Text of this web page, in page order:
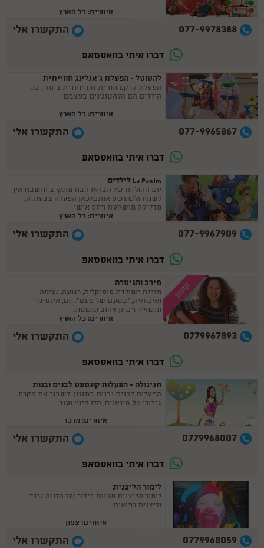
איזורים: כל הארץ
077-9978388 התקשרו אלי
דברו איתי בוואטסאפ
להטוטל - הפעלת ג'אגלינג חווייתית
הפעלת קרקס חווייתית וייחודית ביותר, בה
הילדים הם הלהטוטנים בעצמם!
איזורים: כל הארץ
077-9965867 התקשרו אלי
דברו איתי בוואטסאפ
La Panim לילדים
יום ההולדת של הבן או הבת מתקרב וחשבת איך
לשמח ולשעשע אותם?כאן הפעלה צבעונית,
מדליקה מושקעת ויחס אישי
איזורים: כל הארץ
077-9967909 התקשרו אלי
דברו איתי בוואטסאפ
קופון מירב והגיטרה
חגיגת יומולדת מוסיקלית, רגועה, נעימה
ואיכותית, "בטעם של פעם". חם, אינטימי
ומשאיר זיכרון אהוב ומשמח.
איזורים: כל הארץ
0779967893 התקשרו אלי
דברו איתי בוואטסאפ
חגיגולה - הפעלות קונספט לבנים ובנות
הפעלות לבנים ובנות בסגנון: לשבור את הקרח,
גיבורי על, מיניונים, הלו קיטי ועוד
איזורים: מרכז
0779968007 התקשרו אלי
דברו איתי בוואטסאפ
לימור הליצנית
לימור הליצנית מצוות בידור של הלונה גרנד
וליצנית רפואית
איזורים: צפון
0779968059 התקשרו אלי